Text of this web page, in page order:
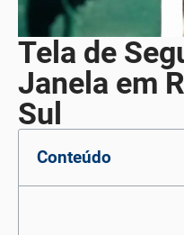
Tela de
Janela em
Sul
Conteúdo